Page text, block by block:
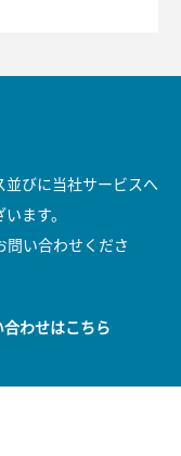
並びに当社サービスへ
ます。
問い合わせくださ
わせはこちら